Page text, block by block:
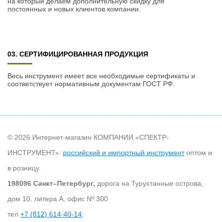
абсолютной основной погрешности измерений напряжения
от 30 до 750 В 50/60 Гц ±(0,02●U+3 е.м.р.) В 100 В ±0,1
В
Примечание – U - измеренное значение напряжения
переменного тока, В
– напряжение постоянного тока 9 В
Индикация перегрузки >5,5 GΩ при измерении
Нормальные условия измерений:
- температура окружающего воздуха
- относительная влажность воздуха
постоянных и новых клиентов компании.
03. СЕРТИФИЦИРОВАННАЯ ПРОДУКЦИЯ
Весь инструмент имеет все необходимые сертификаты и
соответствует нормативным документам ГОСТ РФ.
© 2026 Интернет-магазин КОМПАНИИ «СПЕКТР-
ИНСТРУМЕНТ»: российский и импортный инструментоптом и
в розницу.
198096 Санкт–Петербург, дорога на Турухтанные острова,
дом 10, литера А, офис Nº 300
тел +7 (812) 614-40-14;